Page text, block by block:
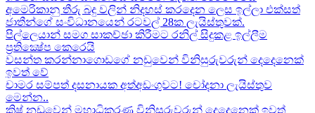
අමෙරිකානු තීරු බදු වලින් නිදහස් කරදෙන ලෙස ඉල්ලා එක්සත්
ජාතීන්ගේ සංවිධානයෙන් රටවල් 28ක ලැයිස්තුවක්.
පිල්ලෙයාන් සමග සාකච්ඡා කිරීමට රනිල් සිදුකළ ඉල්ලීම
ප්‍රතික්‍ෂේප කෙරෙයි
වසන්ත කරන්නාගොඩගේ නඩුවෙන් විනිසුරුවරුන් දෙදෙනෙක්
ඉවත් වේ
චාමර සම්පත් දසනායක අත්අඩංගුවට​! චෝදනා ලැයිස්තුව
මෙන්න​..
ක්‍රිෂ් නඩුවෙන් මහාධිකරණ විනිසුරුවරුන් දෙදෙනෙක් ඉවත්